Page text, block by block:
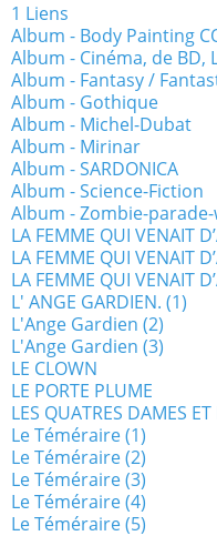
1 Liens
Album - Body Painting
Album - Cinéma, de BD,
Album - Fantasy /
Album - Gothique
Album - Michel-Dubat
Album - Mirinar
Album - SARDONICA
Album - Science-Fiction
Album - Zombie-
LA FEMME QUI VENAIT
LA FEMME QUI VENAIT
LA FEMME QUI VENAIT
L' ANGE GARDIEN. (1)
L'Ange Gardien (2)
L'Ange Gardien (3)
LE CLOWN
LE PORTE PLUME
LES QUATRES DAMES ET
Le Téméraire (1)
Le Téméraire (2)
Le Téméraire (3)
Le Téméraire (4)
Le Téméraire (5)